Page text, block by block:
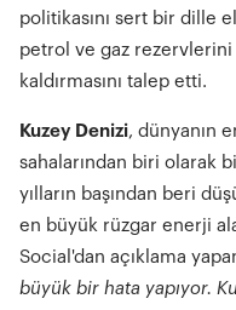
politikasını sert bir dille
petrol ve gaz
kaldırmasını talep etti.
Kuzey Denizi, dünyanın
sahalarından biri olarak
yılların başından beri
en büyük rüzgar enerji
Social'dan açıklama
büyük bir hata yapıyor.